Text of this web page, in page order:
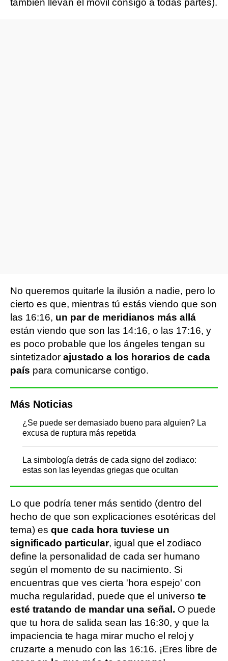
también llevan el móvil consigo a todas partes).
No queremos quitarle la ilusión a nadie, pero lo
cierto es que, mientras tú estás viendo que son
las 16:16, un par de meridianos más allá
están viendo que son las 14:16, o las 17:16, y
es poco probable que los ángeles tengan su
sintetizador ajustado a los horarios de cada
país para comunicarse contigo.
Más Noticias
¿Se puede ser demasiado bueno para alguien? La
excusa de ruptura más repetida
La simbología detrás de cada signo del zodiaco:
estas son las leyendas griegas que ocultan
Lo que podría tener más sentido (dentro del
hecho de que son explicaciones esotéricas del
tema) es que cada hora tuviese un
significado particular, igual que el zodiaco
define la personalidad de cada ser humano
según el momento de su nacimiento. Si
encuentras que ves cierta 'hora espejo' con
mucha regularidad, puede que el universo te
esté tratando de mandar una señal. O puede
que tu hora de salida sean las 16:30, y que la
impaciencia te haga mirar mucho el reloj y
cruzarte a menudo con las 16:16. ¡Eres libre de